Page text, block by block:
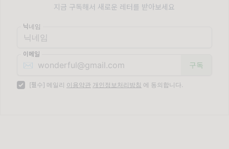
지금 구독해서 새로운 레터를 받아보세요
닉네임
이메일
✉️
[필수] 메일리 이용약관 개인정보처리방침 에 동의합니다.